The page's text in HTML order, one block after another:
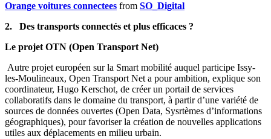
Orange voitures connectees from SO_Digital
2. Des transports connectés et plus efficaces ?
Le projet OTN (Open Transport Net)
Autre projet européen sur la Smart mobilité auquel participe Issy-
les-Moulineaux, Open Transport Net a pour ambition, explique son
coordinateur, Hugo Kerschot, de créer un portail de services
collaboratifs dans le domaine du transport, à partir d’une variété de
sources de données ouvertes (Open Data, Sysrtèmes d’informations
géographiques), pour favoriser la création de nouvelles applications
utiles aux déplacements en milieu urbain.